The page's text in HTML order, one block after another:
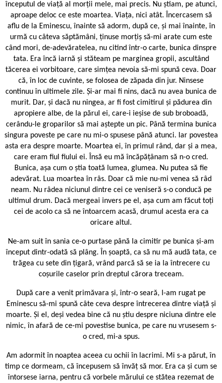
începutul de viață al morții mele, mai precis. Nu știam, pe atunci,
aproape deloc ce este moartea. Viața, nici atât. Încercasem să
aflu de la Eminescu, înainte să adorm, după ce, și mai înainte, în
urmă cu câteva săptămâni, ținuse morțiș să-mi arate cum este
când mori, de-adevăratelea, nu citind într-o carte, bunica dinspre
tata. Era încă iarnă și stăteam pe marginea gropii, ascultând
tăcerea ei vorbitoare, care simțea nevoia să-mi spună ceva. Doar
că, în loc de cuvinte, se folosea de zăpada din jur. Ninsese
continuu în ultimele zile. Și-ar mai fi nins, dacă nu avea bunica de
murit. Dar, și dacă nu ningea, ar fi fost cimitirul și pădurea din
apropiere albe, de la părul ei, care-i ieșise de sub broboadă,
cerându-le groparilor să mai aștepte un pic. Până termina bunica
singura poveste pe care nu mi-o spusese până atunci. Iar povestea
asta era despre moarte. Moartea ei, în primul rând, dar și a mea,
care eram fiul fiului ei. Însă eu mă încăpățânam să n-o cred.
Bunica, așa cum o știa toată lumea, glumea. Nu putea să fie
adevărat. Lua moartea în râs. Doar că mie nu-mi venea să râd
neam. Nu râdea niciunul dintre cei ce veniseră s-o conducă pe
ultimul drum. Dacă mergeai invers pe el, așa cum am făcut toți
cei de acolo ca să ne întoarcem acasă, drumul acesta era ca
oricare altul.
Ne-am suit în sania ce-o purtase până la cimitir pe bunica și-am
început dintr-odată să plâng. În șoaptă, ca să nu mă audă tata, ce
trăgea cu sete din țigară, vrând parcă să se ia la întrecere cu
coșurile caselor prin dreptul cărora treceam.
După care a venit primăvara și, într-o seară, l-am rugat pe
Eminescu să-mi spună câte ceva despre întrecerea dintre viață și
moarte. Și el, deși vedea bine că nu știu despre niciuna dintre ele
nimic, în afară de ce-mi povestise bunica, pe care nu vrusesem s-
o cred, mi-a spus.
Am adormit în noaptea aceea cu ochii în lacrimi. Mi s-a părut, în
timp ce dormeam, că începusem să învăț să mor. Era ca și cum se
întorsese iarna, pentru că vorbele mărului ce stătea rezemat de